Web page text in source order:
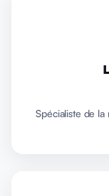
Spécialiste de la